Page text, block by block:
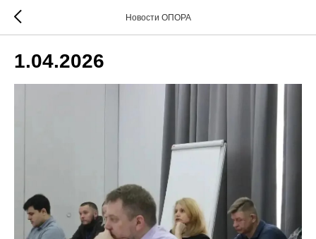
Новости ОПОРА
1.04.2026